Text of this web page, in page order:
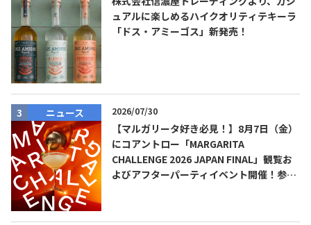
TEQUILA JOURNAL
About テキーラとは
テキーラのつくり方
ュアルに楽しめるハイクオリティテキーラ
「ドス・アミーゴス」新発売！
ニュース 2026/07/30
【マルガリータ好き必見！】8月7日（金）
にコアントロー「MARGARITA
CHALLENGE 2026 JAPAN FINAL」観覧お
よびアフターパーティイベント開催！参加